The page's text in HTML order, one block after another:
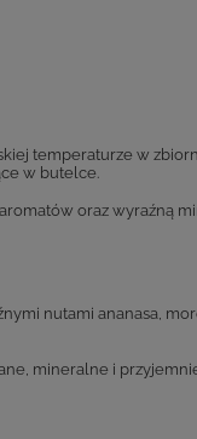
temperaturze w
w butelce.
oraz wyraźną
nutami ananasa,
mineralne i